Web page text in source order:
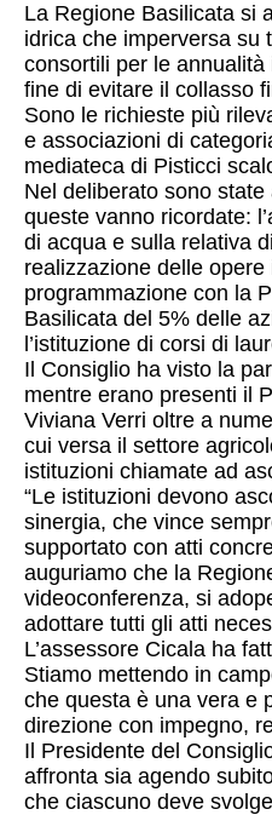
La Regione Basilicata si
idrica che imperversa su
consortili per le
fine di evitare il collasso
Sono le richieste più
e associazioni di
mediateca di Pisticci
Nel deliberato sono
queste vanno ricordate:
di acqua e sulla relativa
realizzazione delle
programmazione con la
Basilicata del 5% delle
l’istituzione di corsi di
Il Consiglio ha visto la
mentre erano presenti il
Viviana Verri oltre a
cui versa il settore
istituzioni chiamate ad
“Le istituzioni devono
sinergia, che vince
supportato con atti
auguriamo che la
videoconferenza, si
adottare tutti gli atti
L’assessore Cicala ha
Stiamo mettendo in
che questa è una vera e
direzione con impegno,
Il Presidente del
affronta sia agendo
che ciascuno deve